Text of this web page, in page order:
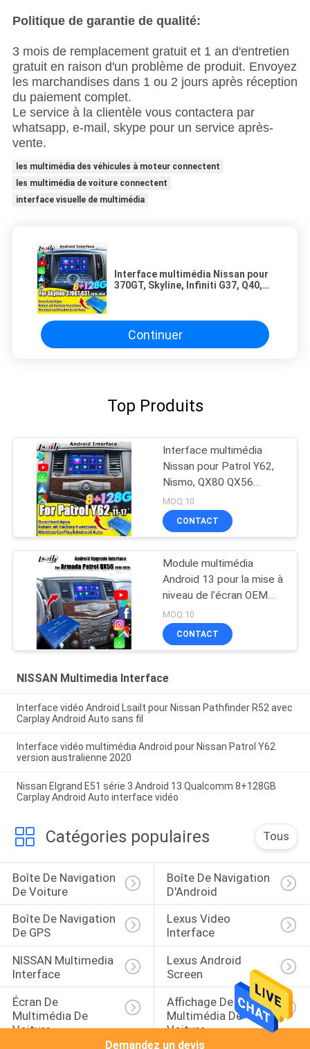
Politique de garantie de qualité:
3 mois de remplacement gratuit et 1 an d'entretien
gratuit en raison d'un problème de produit. Envoyez
les marchandises dans 1 ou 2 jours après réception
du paiement complet.
Le service à la clientèle vous contactera par
whatsapp, e-mail, skype pour un service après-
vente.
les multimédia des véhicules à moteur connectent
les multimédia de voiture connectent
interface visuelle de multimédia
Interface multimédia Nissan pour
370GT, Skyline, Infiniti G37, Q40,
Continuer
Top Produits
Interface multimédia
Nissan pour Patrol Y62,
Nismo, QX80 QX56
2013-2021 Mise à niveau
de l'écran OEM avec
CarPlay sans fil, Android
MOQ:10
CONTACT
Module multimédia
Android 13 pour la mise à
niveau de l'écran OEM
Armada Patrol Y62 Quest
avec CarPlay sans fil,
YouTube, Google Maps
MOQ:10
CONTACT
NISSAN Multimedia Interface
Interface vidéo Android Lsailt pour Nissan Pathfinder R52 avec
Carplay Android Auto sans fil
Interface vidéo multimédia Android pour Nissan Patrol Y62
version australienne 2020
Nissan Elgrand E51 série 3 Android 13 Qualcomm 8+128GB
Carplay Android Auto interface vidéo
Catégories populaires Tous
Boîte De Navigation
De Voiture
Boîte De Navigation
D'Android
Boîte De Navigation
De GPS
Lexus Video
Interface
NISSAN Multimedia
Interface
Lexus Android
Screen
Écran De
Multimédia De
Voiture
Affichage De
Multimédia De
Voiture
Demandez un devis